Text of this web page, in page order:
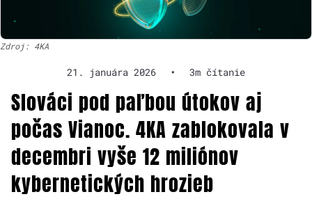
Zdroj: 4KA
21. januára 2026 • 3m čítanie
Slováci pod paľbou útokov aj
počas Vianoc. 4KA zablokovala v
decembri vyše 12 miliónov
kybernetických hrozieb